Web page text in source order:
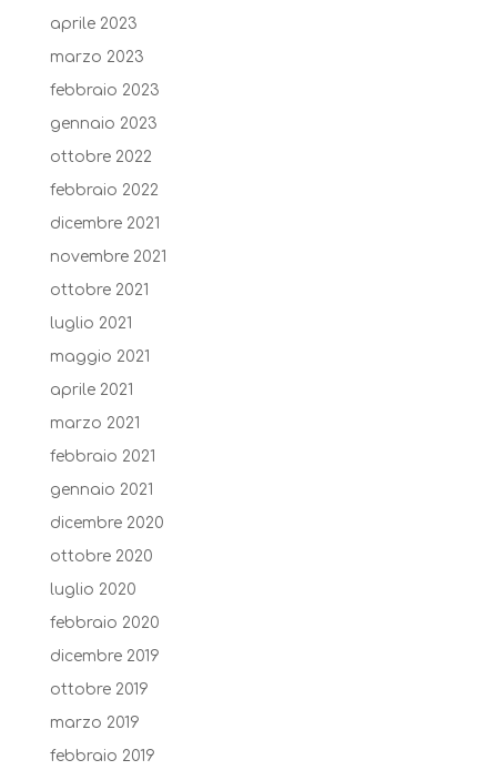
aprile 2023
marzo 2023
febbraio 2023
gennaio 2023
ottobre 2022
febbraio 2022
dicembre 2021
novembre 2021
ottobre 2021
luglio 2021
maggio 2021
aprile 2021
marzo 2021
febbraio 2021
gennaio 2021
dicembre 2020
ottobre 2020
luglio 2020
febbraio 2020
dicembre 2019
ottobre 2019
marzo 2019
febbraio 2019